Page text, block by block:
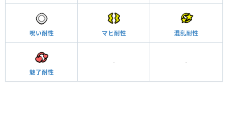
呪い耐性 マヒ耐性 混乱耐性
魅了耐性
- -